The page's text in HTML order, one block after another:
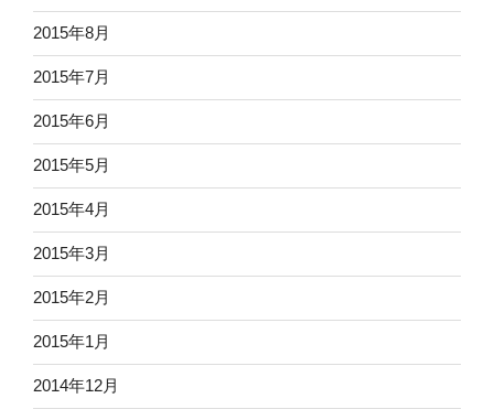
2015年8月
2015年7月
2015年6月
2015年5月
2015年4月
2015年3月
2015年2月
2015年1月
2014年12月